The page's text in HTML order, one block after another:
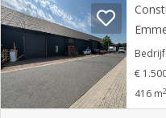
€
416 m2